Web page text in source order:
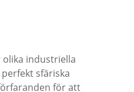
industriella
sfäriska
för att